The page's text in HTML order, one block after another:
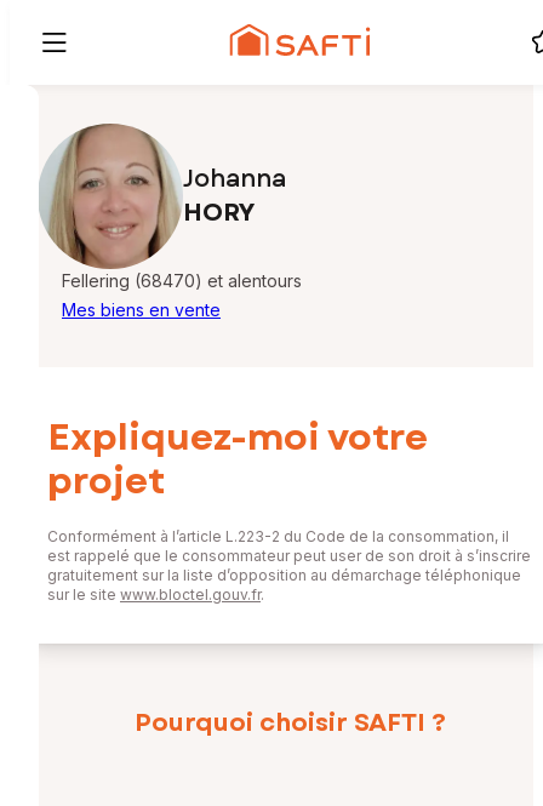
Johanna
HORY
Fellering (68470) et alentours
Mes biens en vente
Pourquoi choisir SAFTI ?
Expliquez-moi votre
projet
Conformément à l’article L.223-2 du Code de la consommation, il
est rappelé que le consommateur peut user de son droit à s’inscrire
gratuitement sur la liste d’opposition au démarchage téléphonique
sur le site www.bloctel.gouv.fr.